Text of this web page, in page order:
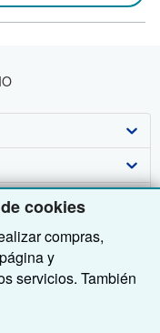
cookies
compras,
y
servicios. También
modo en que los